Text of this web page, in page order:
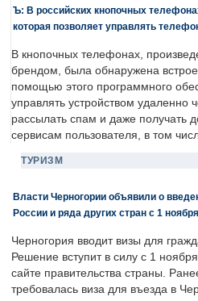
Ъ: В российских кнопочных
которая позволяет управлять
В кнопочных телефонах,
брендом, была обнаружена
помощью этого программного
управлять устройством удаленно
рассылать спам и даже получать
сервисам пользователя, в том
ТУРИЗМ
Власти Черногории объявили о
России и ряда других стран с 1 ноября
Черногория вводит визы для
Решение вступит в силу с 1
сайте правительства страны.
требовалась виза для въезда в